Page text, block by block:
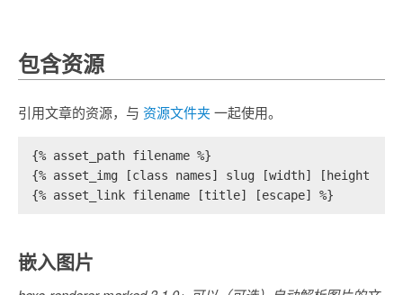
包含资源
引用文章的资源，与 资源文件夹一起使用。
{% asset_path filename %}
{% asset_img [class names] slug [width]
{% asset_link filename [title] [escape] %}
嵌入图片